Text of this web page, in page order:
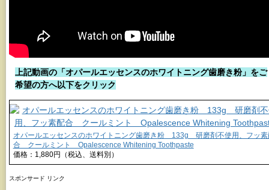
上記動画の「オパールエッセンスのホワイトニング歯磨き粉」をご
希望の方へ以下をクリック
オパールエッセンスのホワイトニング歯磨き粉 133g 研磨剤不使用、フッ素
合 クールミント Opalescence Whitening Toothpaste
価格：1,880円（税込、送料別）
スポンサード リンク